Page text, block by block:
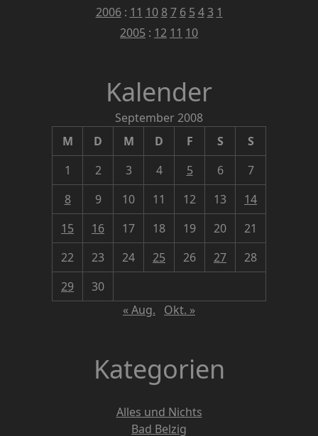
2006: 11 10 8 7 6 5 4 3 1
2005 : 12 11 10
Kalender
September 2008
M
D M D F S
S
1
2 3 4 5 6
7
8
9 10 11 12 13
14
15
16 17 18 19 20
21
22
23 24 25 26 27
28
29
30
« Aug.
Okt. »
Kategorien
Alles und Nichts
Bad Belzig